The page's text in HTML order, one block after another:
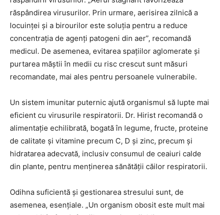
răspândirea virusurilor. Prin urmare, aerisirea zilnică a
locuinței și a birourilor este soluția pentru a reduce
concentrația de agenți patogeni din aer”, recomandă
medicul. De asemenea, evitarea spațiilor aglomerate și
purtarea măștii în medii cu risc crescut sunt măsuri
recomandate, mai ales pentru persoanele vulnerabile.
Un sistem imunitar puternic ajută organismul să lupte mai
eficient cu virusurile respiratorii. Dr. Hirist recomandă o
alimentație echilibrată, bogată în legume, fructe, proteine
de calitate și vitamine precum C, D și zinc, precum și
hidratarea adecvată, inclusiv consumul de ceaiuri calde
din plante, pentru menținerea sănătății căilor respiratorii.
Odihna suficientă și gestionarea stresului sunt, de
asemenea, esențiale. „Un organism obosit este mult mai